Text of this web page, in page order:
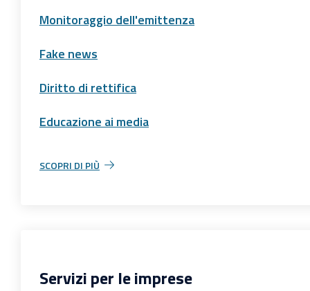
Monitoraggio dell'emittenza
Fake news
Diritto di rettifica
Educazione ai media
SCOPRI DI PIÙ
Servizi per le imprese